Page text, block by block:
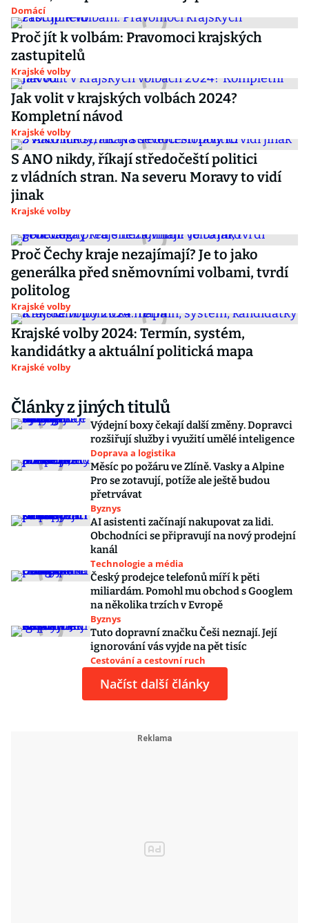
Domácí
Proč jít k volbám: Pravomoci krajských
zastupitelů
Krajské volby
Jak volit v krajských volbách 2024?
Kompletní návod
Krajské volby
S ANO nikdy, říkají středočeští politici
z vládních stran. Na severu Moravy to vidí
jinak
Krajské volby
Proč Čechy kraje nezajímají? Je to jako
generálka před sněmovními volbami, tvrdí
politolog
Krajské volby
Krajské volby 2024: Termín, systém,
kandidátky a aktuální politická mapa
Krajské volby
Články z jiných titulů
Výdejní boxy čekají další změny. Dopravci
rozšiřují služby i využití umělé inteligence
Doprava a logistika
Měsíc po požáru ve Zlíně. Vasky a Alpine
Pro se zotavují, potíže ale ještě budou
přetrvávat
Byznys
AI asistenti začínají nakupovat za lidi.
Obchodníci se připravují na nový prodejní
kanál
Technologie a média
Český prodejce telefonů míří k pěti
miliardám. Pomohl mu obchod s Googlem
na několika trzích v Evropě
Byznys
Tuto dopravní značku Češi neznají. Její
ignorování vás vyjde na pět tisíc
Cestování a cestovní ruch
Načíst další články